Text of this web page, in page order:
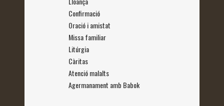
Confirmació
Oració i amistat
Missa familiar
Litúrgia
Càritas
Atenció malalts
Agermanament amb Babok